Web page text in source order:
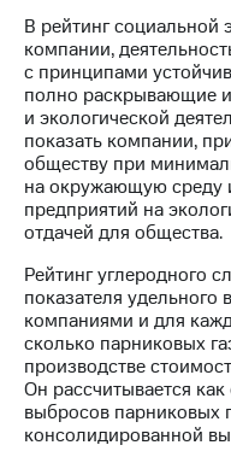
В рейтинг
компании,
с принципами
полно раскрывающие
и экологической
показать компании,
обществу при
на окружающую среду
предприятий на
отдачей для общества.
Рейтинг углеродного
показателя
компаниями и для
сколько парниковых
производстве
Он рассчитывается
выбросов парниковых
консолидированной